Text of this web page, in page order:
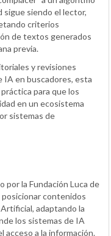
sigue siendo el lector,
criterios
de textos generados
previa.
y revisiones
IA en buscadores, esta
para que los
en un ecosistema
sistemas de
por la Fundación Luca de
contenidos
adaptando la
los sistemas de IA
acceso a la información.